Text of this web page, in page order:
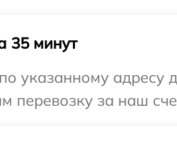
35 минут
указанному адресу
перевозку за наш